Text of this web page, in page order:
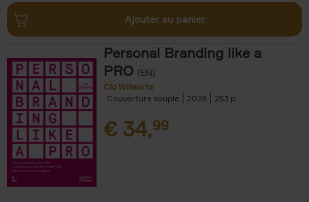
Ajouter au panier
Personal Branding like a
PRO (EN)
Clo Willaerts
Couverture souple
2026 253
€ 34,99